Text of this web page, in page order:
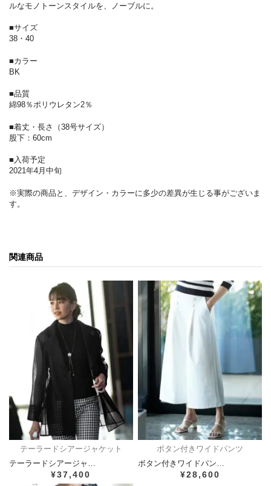
ルなモノトーンスタイルを、ノーブルに。
■サイズ
38・40
■カラー
BK
■品質
綿98％ポリウレタン2％
■着丈・長さ（38号サイズ）
股下：60cm
■入荷予定
2021年4月中旬
※実際の商品と、デザイン・カラーに多少の差異が生じる事がございま
す。
関連商品
テーラードシアージャケット
テーラードシアージャ…
¥37,400
ボタン付きワイドパンツ
ボタン付きワイドパン…
¥28,600